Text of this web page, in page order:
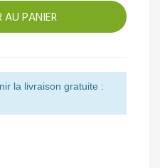
AU PANIER
la livraison gratuite :